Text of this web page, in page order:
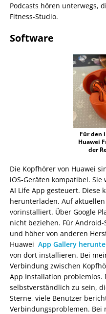
Podcasts hören unterwegs,
Fitness-Studio.
Software
Für den
Huawei
der
Die Kopfhörer von Huawei
iOS-Geräten kompatibel.
AI Life App gesteuert. Diese
herunterladen. Auf
vorinstalliert. Über Google
nicht beziehen. Für
und höher von anderen
Huawei App Gallery
von dort installieren. Bei
Verbindung zwischen
App Installation problemlos.
selbstverständlich zu sein,
Sterne, viele Benutzer
Verbindungsproblemen. Bei